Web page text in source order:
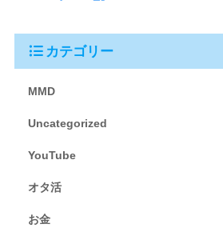
カテゴリー
MMD
Uncategorized
YouTube
オタ活
お金